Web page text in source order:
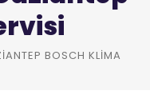
BOSCH KLIMA